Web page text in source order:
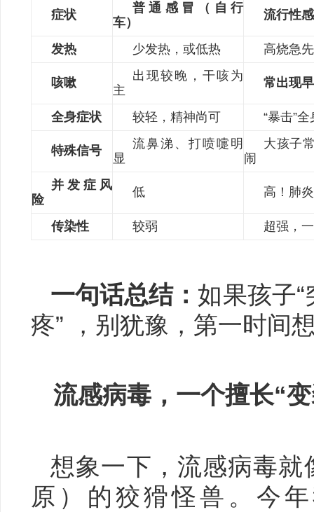
症状
普通感冒（自行
车）
流行性
发热 少发热，或低热 高烧急
咳嗽
出现较晚，干咳为
主
常出现
全身症状 较轻，精神尚可 “暴击”
特殊信号
流鼻涕、打喷嚏明
显
大孩子
闹
并发症风
险
低 高！肺
传染性 较弱 超强，
一句话总结： 如果孩子
疼” ，别犹豫，第一时间
流感病毒，一个擅长“
想象一下，流感病毒就
原）的狡猾怪兽。今